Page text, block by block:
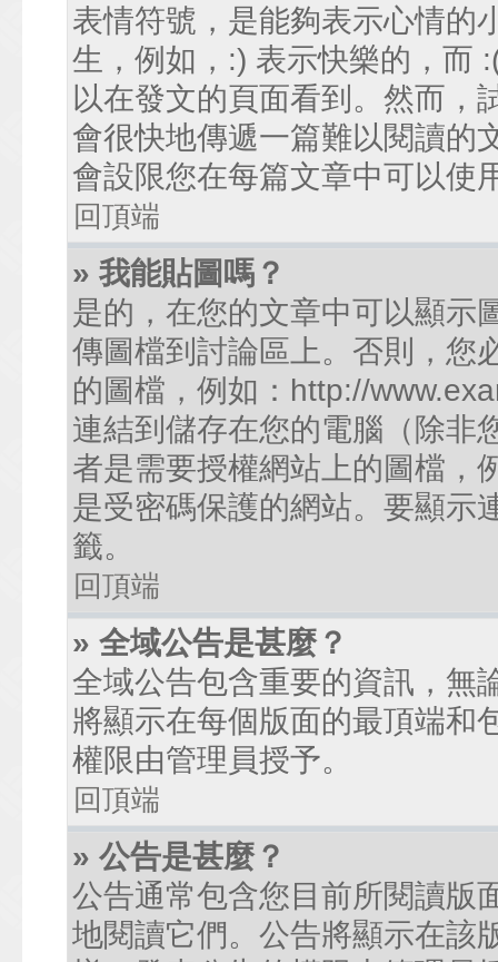
表情符號，是能夠表示心情的
生，例如，:) 表示快樂的，而
以在發文的頁面看到。然而，
會很快地傳遞一篇難以閱讀的
會設限您在每篇文章中可以使
回頂端
» 我能貼圖嗎？
是的，在您的文章中可以顯示
傳圖檔到討論區上。否則，您
的圖檔，例如：http://
連結到儲存在您的電腦（除非
者是需要授權網站上的圖檔，
是受密碼保護的網站。要顯示
籤。
回頂端
» 全域公告是甚麼？
全域公告包含重要的資訊，無
將顯示在每個版面的最頂端和
權限由管理員授予。
回頂端
» 公告是甚麼？
公告通常包含您目前所閱讀版
地閱讀它們。公告將顯示在該